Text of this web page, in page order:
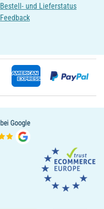
Bestell- und Lieferstatus
Feedback